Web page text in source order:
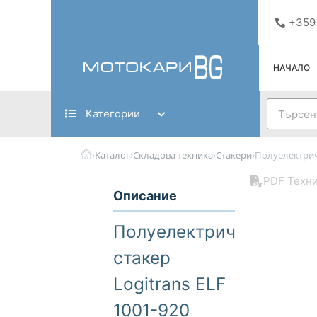
НАЧАЛО
Категории
›Каталог›Складова техника›Стакери›
Описание
Полуелектрически
стакер
Logitrans ELF
1001-920
PDF